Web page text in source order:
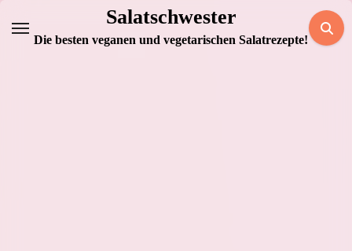
Inhalt
Salatschwester
Die besten veganen und vegetarischen Salatrezepte!